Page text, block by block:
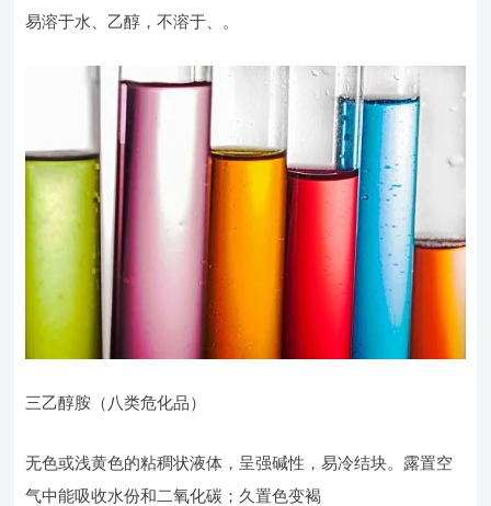
易溶于水、乙醇，不溶于、。
三乙醇胺（八类危化品）
无色或浅黄色的粘稠状液体，呈强碱性，易冷结块。露置空
气中能吸收水份和二氧化碳；久置色变褐